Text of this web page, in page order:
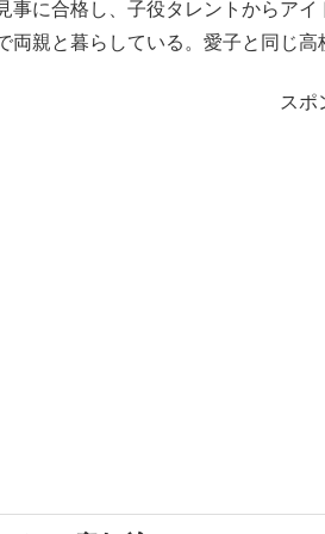
事に合格し、子役タレントからア
両親と暮らしている。愛子と同じ
スポ